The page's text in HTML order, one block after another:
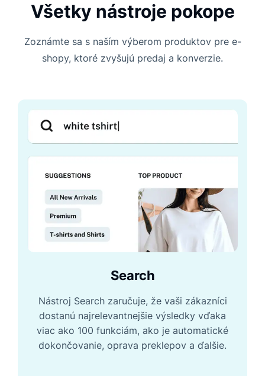
Všetky nástroje pokope
Zoznámte sa s naším výberom produktov pre e-
shopy, ktoré zvyšujú predaj a konverzie.
Search
Nástroj Search zaručuje, že vaši zákazníci
dostanú najrelevantnejšie výsledky vďaka
viac ako 100 funkciám, ako je automatické
dokončovanie, oprava preklepov a ďalšie.